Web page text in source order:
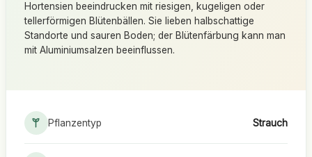
Hortensien beeindrucken mit riesigen, kugeligen oder
tellerförmigen Blütenbällen. Sie lieben halbschattige
Standorte und sauren Boden; der Blütenfärbung kann man
mit Aluminiumsalzen beeinflussen.
Pflanzentyp Strauch